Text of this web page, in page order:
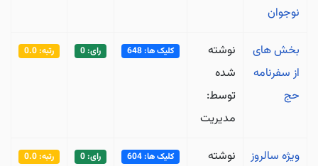
نوجوان
بخش های
از سفرنامه
حج
نوشته
شده
توسط:
مدیریت
کلیک ها: 648 رای: 0 رتبه: 0.0
ویژه سالروز
نوشته
کلیک ها: 604 رای: 0 رتبه: 0.0